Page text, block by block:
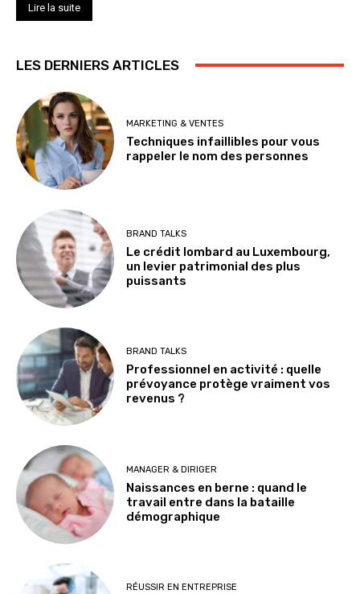
Lire la suite
LES DERNIERS ARTICLES
MARKETING & VENTES
Techniques infaillibles pour vous
rappeler le nom des personnes
BRAND TALKS
Le crédit lombard au Luxembourg,
un levier patrimonial des plus
puissants
BRAND TALKS
Professionnel en activité : quelle
prévoyance protège vraiment vos
revenus ?
MANAGER & DIRIGER
Naissances en berne : quand le
travail entre dans la bataille
démographique
RÉUSSIR EN ENTREPRISE